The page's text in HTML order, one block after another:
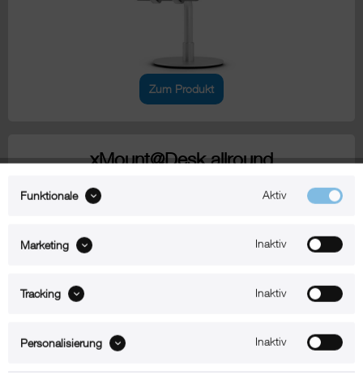
Zum Produkt
xMount@Desk allround
Funktionale Aktiv
Marketing Inaktiv
Tracking Inaktiv
Personalisierung Inaktiv